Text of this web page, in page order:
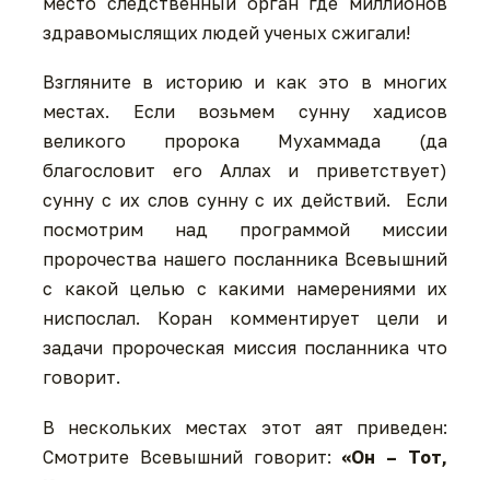
здравомыслящих людей ученых сжигали!
Взгляните в историю и как это в многих
местах. Если возьмем сунну хадисов
великого пророка Мухаммада (да
благословит его Аллах и приветствует)
сунну с их слов сунну с их действий. Если
посмотрим над программой миссии
пророчества нашего посланника Всевышний
с какой целью с какими намерениями их
ниспослал. Коран комментирует цели и
задачи пророческая миссия посланника что
говорит.
В нескольких местах этот аят приведен:
Смотрите Всевышний говорит: «Он – Тот,